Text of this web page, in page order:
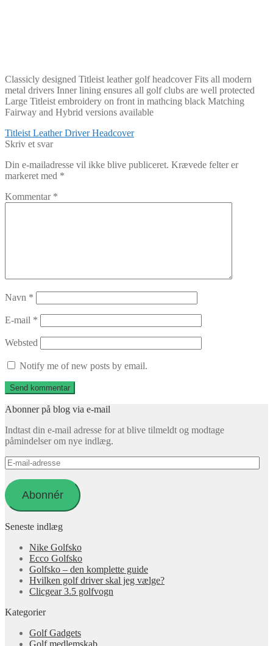
Classicly designed Titleist leather golf headcover Fits all modern
metal drivers Inner lining ensures all golf clubs are well protected
Large Titleist embroidery on front in mathcing black Matching
Fairway and Hybrid versions available
Indlægsnavigation
Forrige
indlæg:
Titleist Leather Driver Headcover
Skriv et svar
Din e-mailadresse vil ikke blive publiceret. Krævede felter er
markeret med *
Kommentar *
Navn *
E-mail *
Websted
Notify me of new posts by email.
Abonner på blog via e-mail
Indtast din e-mail adresse for at blive tilmeldt og modtage
påmindelser om nye indlæg.
E-
mail-
adresse
Abonnér
Seneste indlæg
Nike Golfsko
Ecco Golfsko
Golfsko – den komplette guide
Hvilken golf driver skal jeg vælge?
Clicgear 3.5 golfvogn
Kategorier
Golf Gadgets
Golf medlemskab